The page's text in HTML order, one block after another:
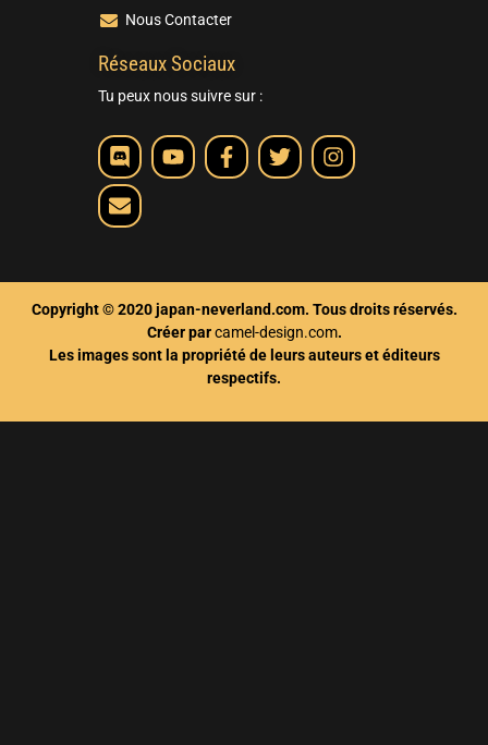
Nous Contacter
Réseaux Sociaux
Tu peux nous suivre sur :
Copyright © 2020 japan-neverland.com. Tous droits réservés.
Créer parcamel-design.com.
Les images sont la propriété de leurs auteurs et éditeurs
respectifs.